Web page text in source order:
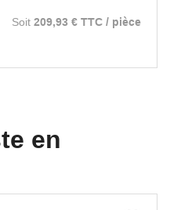
Soit 209,93 € TTC / pièce
en